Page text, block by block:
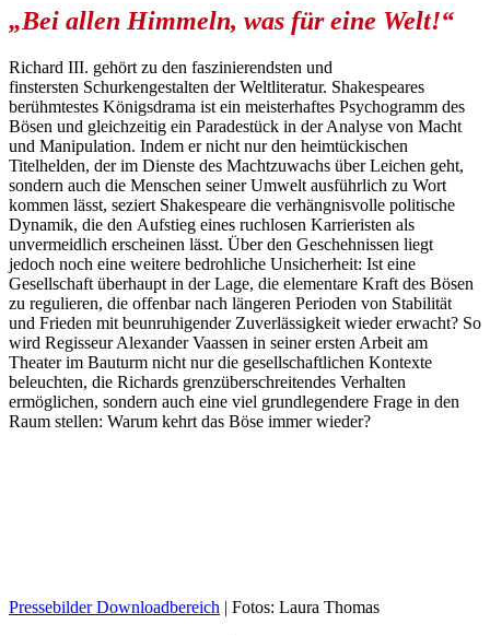
„Bei allen Himmeln, was für eine Welt!“
Richard III. gehört zu den faszinierendsten und
finstersten Schurkengestalten der Weltliteratur. Shakespeares
berühmtestes Königsdrama ist ein meisterhaftes Psychogramm des
Bösen und gleichzeitig ein Paradestück in der Analyse von Macht
und Manipulation. Indem er nicht nur den heimtückischen
Titelhelden, der im Dienste des Machtzuwachs über Leichen geht,
sondern auch die Menschen seiner Umwelt ausführlich zu Wort
kommen lässt, seziert Shakespeare die verhängnisvolle politische
Dynamik, die den Aufstieg eines ruchlosen Karrieristen als
unvermeidlich erscheinen lässt. Über den Geschehnissen liegt
jedoch noch eine weitere bedrohliche Unsicherheit: Ist eine
Gesellschaft überhaupt in der Lage, die elementare Kraft des Bösen
zu regulieren, die offenbar nach längeren Perioden von Stabilität
und Frieden mit beunruhigender Zuverlässigkeit wieder erwacht? So
wird Regisseur Alexander Vaassen in seiner ersten Arbeit am
Theater im Bauturm nicht nur die gesellschaftlichen Kontexte
beleuchten, die Richards grenzüberschreitendes Verhalten
ermöglichen, sondern auch eine viel grundlegendere Frage in den
Raum stellen: Warum kehrt das Böse immer wieder?
Pressebilder Downloadbereich | Fotos: Laura Thomas